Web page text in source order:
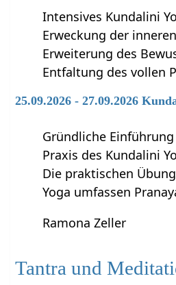
Intensives Kundalini
Erweckung der
Erweiterung des
Entfaltung des vollen
25.09.2026 - 27.09.2026
Gründliche
Praxis des Kundalini
Die praktischen
Yoga umfassen
Ramona Zeller
Tantra und